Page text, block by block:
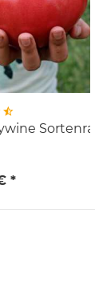
Sortenrar.
*